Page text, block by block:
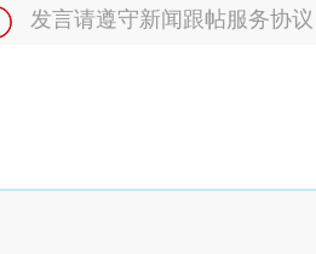
发言请遵守新闻跟帖服务协议